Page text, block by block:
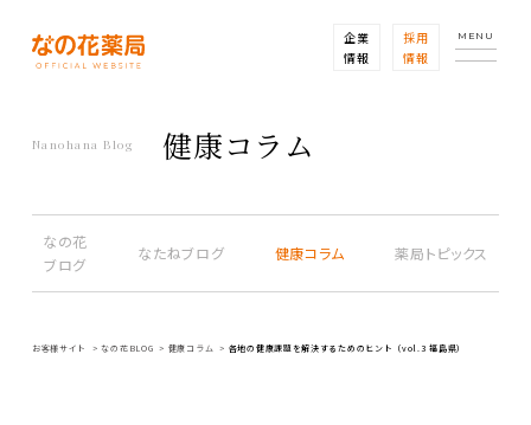
企業
情報
採用
情報
MENU
Nanohana Blog 健康コラム
なの花
ブログ
なたねブログ 健康コラム 薬局トピックス
お客様サイト なの花BLOG 健康コラム 各地の健康課題を解決するためのヒント（vol.3 福島県）